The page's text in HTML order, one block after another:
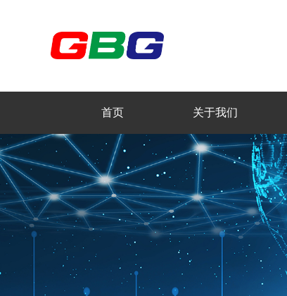
首页 关于我们